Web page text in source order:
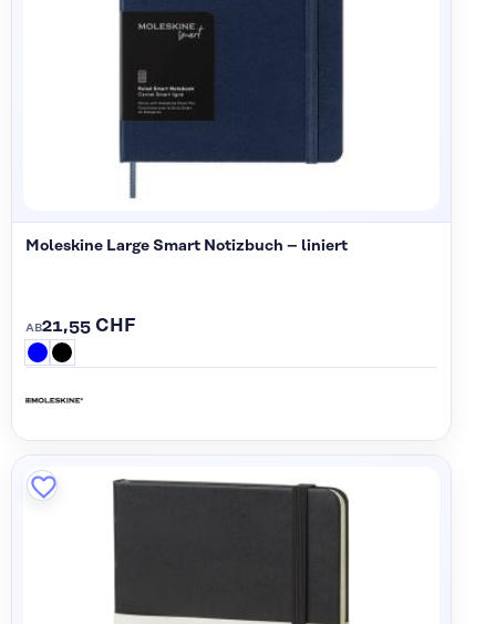
Moleskine Large Smart Notizbuch – liniert
AB21,55 CHF